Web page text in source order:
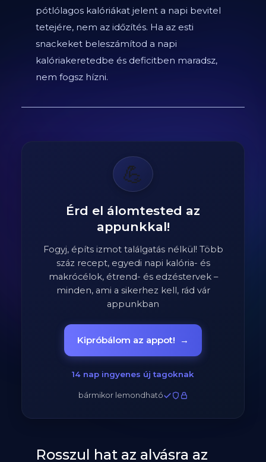
pótlólagos kalóriákat jelent a napi bevitel
tetejére, nem az időzítés. Ha az esti
snackeket beleszámítod a napi
kalóriakeretedbe és deficitben maradsz,
nem fogsz hízni.
💪
Érd el álomtested az
appunkkal!
Fogyj, építs izmot találgatás nélkül! Több
száz recept, egyedi napi kalória- és
makrócélok, étrend- és edzéstervek –
minden, ami a sikerhez kell, rád vár
appunkban
Kipróbálom az appot! →
14 nap ingyenes új tagoknak
bármikor lemondható
Rosszul hat az alvásra az